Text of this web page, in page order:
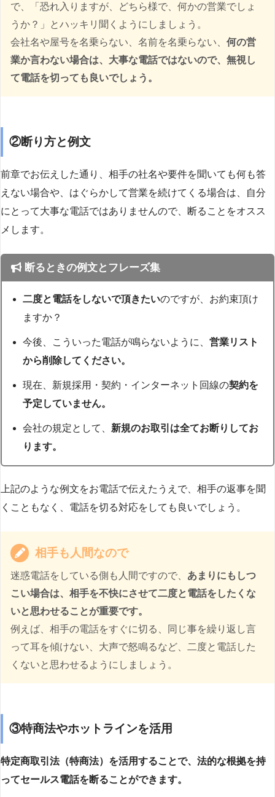
で、「恐れ入りますが、どちら様で、何かの営業でしょ
うか？」とハッキリ聞くようにしましょう。
会社名や屋号を名乗らない、名前を名乗らない、 何の営
業か言わない場合は、大事な電話ではないので、無視し
て電話を切っても良いでしょう。
②断り方と例文
前章でお伝えした通り、相手の社名や要件を聞いても何も答
えない場合や、はぐらかして営業を続けてくる場合は、自分
にとって大事な電話ではありませんので、断ることをオスス
メします。
断るときの例文とフレーズ集
二度と電話をしないで頂きたいのですが、お約束頂け
ますか？
今後、こういった電話が鳴らないように、営業リスト
から削除してください。
現在、新規採用・契約・インターネット回線の契約を
予定していません。
会社の規定として、 新規のお取引は全てお断りしてお
ります。
上記のような例文をお電話で伝えたうえで、相手の返事を聞
くこともなく、電話を切る対応をしても良いでしょう。
相手も人間なので
迷惑電話をしている側も人間ですので、 あまりにもしつ
こい場合は、相手を不快にさせて二度と電話をしたくな
いと思わせることが重要です。
例えば、相手の電話をすぐに切る、同じ事を繰り返し言
って耳を傾けない、大声で怒鳴るなど、二度と電話した
くないと思わせるようにしましょう。
③特商法やホットラインを活用
特定商取引法（特商法）を活用することで、法的な根拠を持
ってセールス電話を断ることができます。